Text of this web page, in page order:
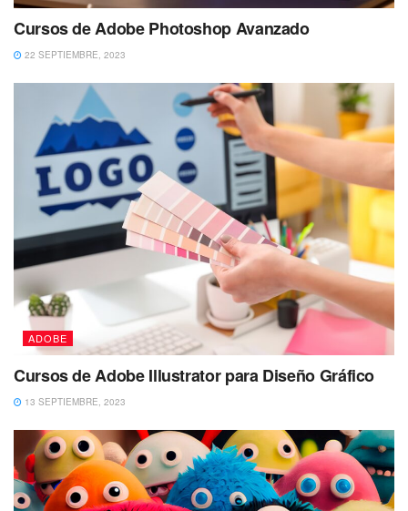
Cursos de Adobe Photoshop Avanzado
22 SEPTIEMBRE, 2023
ADOBE
Cursos de Adobe Illustrator para Diseño Gráfico
13 SEPTIEMBRE, 2023